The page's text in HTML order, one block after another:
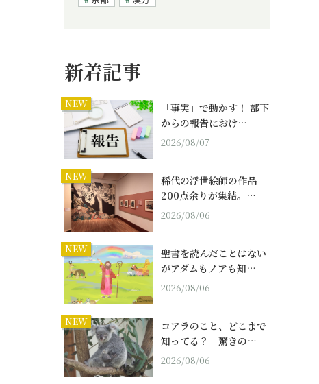
新着記事
NEW
「事実」で動かす！ 部下
からの報告におけ…
2026/08/07
NEW
稀代の浮世絵師の作品
200点余りが集結。…
2026/08/06
NEW
聖書を読んだことはない
がアダムもノアも知…
2026/08/06
NEW
コアラのこと、どこまで
知ってる？ 驚きの…
2026/08/06